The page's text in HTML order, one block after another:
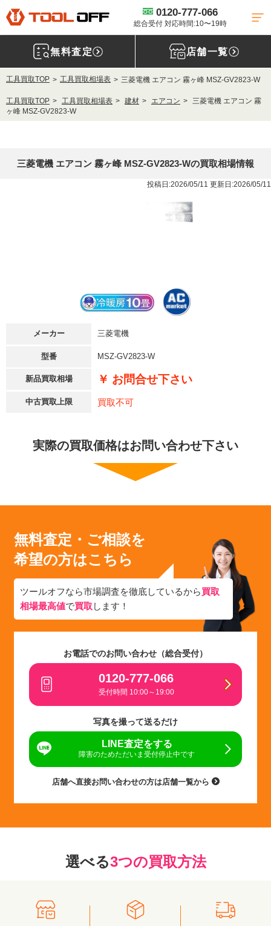
0120-777-066
総合受付 対応時間:10〜19時
無料査定 店舗一覧
工具買取TOP 工具買取相場表 三菱電機 エアコン 霧ヶ峰 MSZ-GV2823-W
工具買取TOP 工具買取相場表 建材 エアコン
三菱電機 エアコン 霧
ヶ峰 MSZ-GV2823-W
三菱電機 エアコン 霧ヶ峰 MSZ-GV2823-Wの買取相場情報
投稿日:2026/05/11 更新日:2026/05/11
メーカー 三菱電機
型番 MSZ-GV2823-W
新品買取相場 ￥ お問合せ下さい
中古買取上限 買取不可
実際の買取価格はお問い合わせ下さい
無料査定・ご相談を
希望の方はこちら
ツールオフなら市場調査を徹底しているから買取
相場最高値で買取 します！
お電話でのお問い合わせ（総合受付）
0120-777-066
受付時間 10:00～19:00
写真を撮って送るだけ
LINE査定をする
障害のためただいま受付停止中です
店舗へ直接お問い合わせの方は店舗一覧から
選べる3つの買取方法